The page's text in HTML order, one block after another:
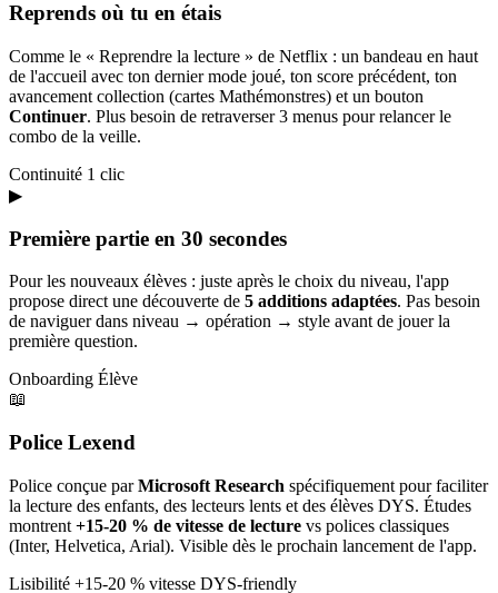
Reprends où tu en étais
Comme le « Reprendre la lecture » de Netflix : un bandeau en haut
de l'accueil avec ton dernier mode joué, ton score précédent, ton
avancement collection (cartes Mathémonstres) et un bouton
Continuer. Plus besoin de retraverser 3 menus pour relancer le
combo de la veille.
Continuité 1 clic
▶
Première partie en 30 secondes
Pour les nouveaux élèves : juste après le choix du niveau, l'app
propose direct une découverte de 5 additions adaptées. Pas besoin
de naviguer dans niveau → opération → style avant de jouer la
première question.
Onboarding Élève
📖
Police Lexend
Police conçue parMicrosoft Research spécifiquement pour faciliter
la lecture des enfants, des lecteurs lents et des élèves DYS. Études
montrent +15-20 % de vitesse de lecture vs polices classiques
(Inter, Helvetica, Arial). Visible dès le prochain lancement de l'app.
Lisibilité +15-20 % vitesse DYS-friendly